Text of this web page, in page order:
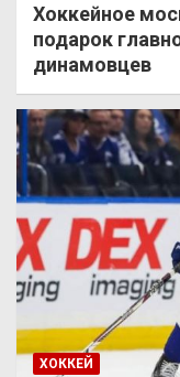
Хоккейное
подарок
динамовцев
ХОККЕЙ